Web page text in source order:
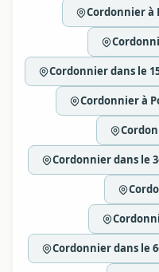
Cordonnier à
Cordonnier dans le
Cordonnier à
Cordonnier dans le
Cordonnier dans le